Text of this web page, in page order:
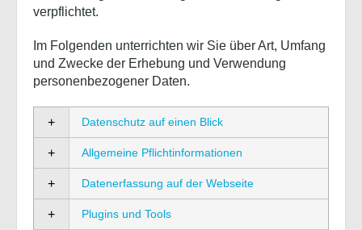
verpflichtet.
Im Folgenden unterrichten wir Sie über Art, Umfang
und Zwecke der Erhebung und Verwendung
personenbezogener Daten.
Datenschutz auf einen Blick
Allgemeine Pflichtinformationen
Datenerfassung auf der Webseite
Plugins und Tools